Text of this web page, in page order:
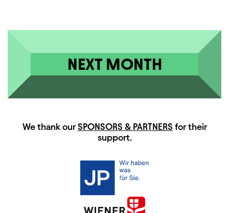
NEXT MONTH
HAUPTSPONSOREN
We thank ourSPONSORS & PARTNERS for their
support.